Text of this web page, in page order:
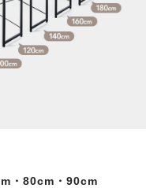
・80cm・90cm